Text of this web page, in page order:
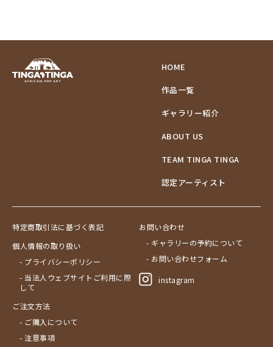
HOME
作品一覧
ギャラリー紹介
ABOUT US
TEAM TINGA TINGA
認定アーティスト
特定商取引法に基づく表記
個人情報の取り扱い
- プライバシーポリシー
- 当法人ウェブサイトご利用に際
して
ご注文方法
- ご購入について
- 注意事項
お問い合わせ
- ギャラリーの予約について
- お問い合わせフォーム
instagram